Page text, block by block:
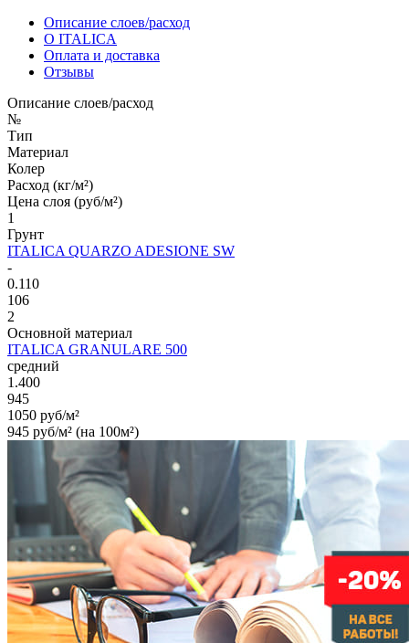
Описание слоев/расход
О ITALICA
Оплата и доставка
Отзывы
Описание слоев/расход
№
Тип
Материал
Колер
Расход (кг/м²)
Цена слоя (руб/м²)
1
Грунт
ITALICA QUARZO ADESIONE SW
-
0.110
106
2
Основной материал
ITALICA GRANULARE 500
средний
1.400
945
1050 руб/м²
945 руб/м² (на 100м²)